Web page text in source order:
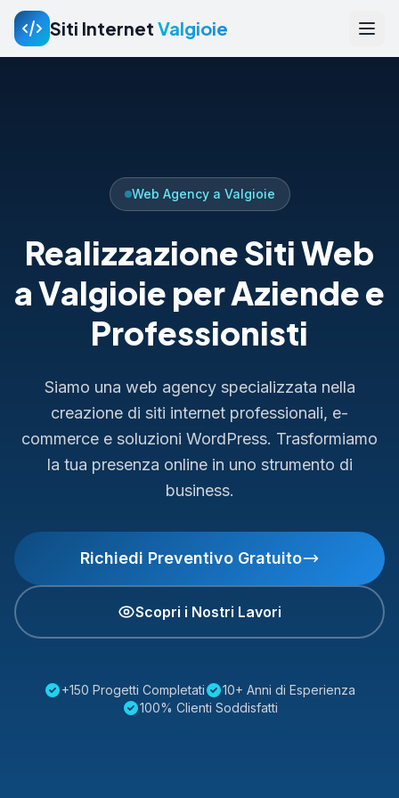
Siti Internet Valgioie
Web Agency a Valgioie
Realizzazione Siti Web
a Valgioie per Aziende e
Professionisti
Siamo una web agency specializzata nella
creazione di siti internet professionali, e-
commerce e soluzioni WordPress. Trasformiamo
la tua presenza online in uno strumento di
business.
Richiedi Preventivo Gratuito
Scopri i Nostri Lavori
+150 Progetti Completati
10+ Anni di Esperienza
100% Clienti Soddisfatti